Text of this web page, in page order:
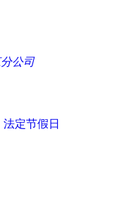
公司
法定节假日